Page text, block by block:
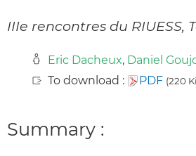
IIIe rencontres du RIUESS,
Eric Dacheux, Daniel
To download :
PDF (220
Summary :